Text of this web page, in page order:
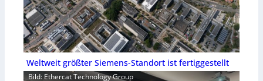
Weltweit größter Siemens-Standort ist fertiggestellt
Bild: Ethercat Technology Group